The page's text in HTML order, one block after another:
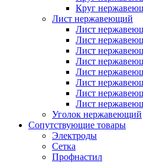
Круг
Лист нержавеющий
Лист
Лист
Лист
Лист
Лист
Лист
Лист
Лист
Уголок нержавеющий
Cопутствующие товары
Электроды
Сетка
Профнастил